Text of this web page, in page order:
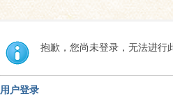
抱歉，您尚未登录，无法进行
用户登录